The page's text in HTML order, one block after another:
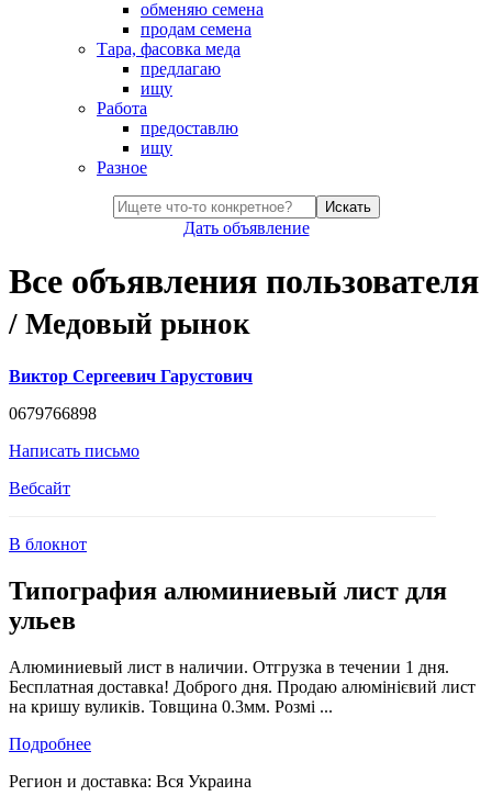
обменяю семена
продам семена
Тара, фасовка меда
предлагаю
ищу
Работа
предоставлю
ищу
Разное
Искать
Дать объявление
Все объявления пользователя
/ Медовый рынок
Виктор Сергеевич Гарустович
0679766898
Написать письмо
Вебсайт
В блокнот
Типография алюминиевый лист для
ульев
Алюминиевый лист в наличии. Отгрузка в течении 1 дня.
Бесплатная доставка! Доброго дня. Продаю алюмінієвий лист
на кришу вуликів. Товщина 0.3мм. Розмі ...
Подробнее
Регион и доставка: Вся Украина